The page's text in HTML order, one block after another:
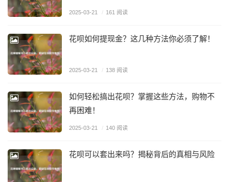
2025-03-21 / 161 阅读
花呗如何提现金？这几种方法你必须了解！
2025-03-21 / 138 阅读
如何轻松搞出花呗？掌握这些方法，购物不
再困难！
2025-03-21 / 140 阅读
花呗可以套出来吗？揭秘背后的真相与风险